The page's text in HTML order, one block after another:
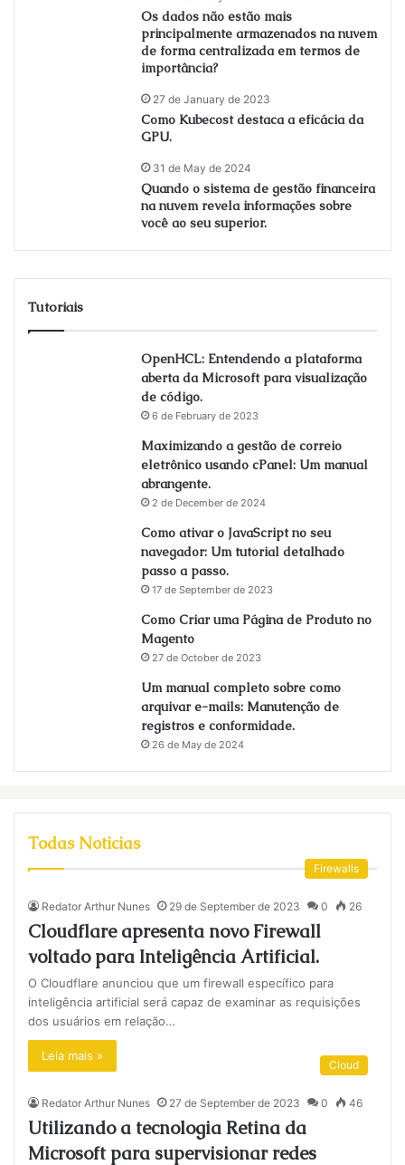
Os dados não estão mais
principalmente armazenados na nuvem
de forma centralizada em termos de
importância?
27 de January de 2023
Como Kubecost destaca a eficácia da
GPU.
31 de May de 2024
Quando o sistema de gestão financeira
na nuvem revela informações sobre
você ao seu superior.
Tutoriais
OpenHCL: Entendendo a plataforma
aberta da Microsoft para visualização
de código.
6 de February de 2023
Maximizando a gestão de correio
eletrônico usando cPanel: Um manual
abrangente.
2 de December de 2024
Como ativar o JavaScript no seu
navegador: Um tutorial detalhado
passo a passo.
17 de September de 2023
Como Criar uma Página de Produto no
Magento
27 de October de 2023
Um manual completo sobre como
arquivar e-mails: Manutenção de
registros e conformidade.
26 de May de 2024
Todas Noticias
Firewalls
Redator Arthur Nunes 29 de September de 2023 0 26
Cloudflare apresenta novo Firewall
voltado para Inteligência Artificial.
O Cloudflare anunciou que um firewall específico para
inteligência artificial será capaz de examinar as requisições
dos usuários em relação…
Leia mais »
Cloud
Redator Arthur Nunes 27 de September de 2023 0 46
Utilizando a tecnologia Retina da
Microsoft para supervisionar redes